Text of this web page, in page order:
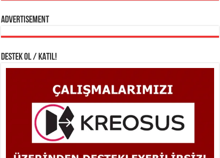
Advertisement
DESTEK OL / KATIL!